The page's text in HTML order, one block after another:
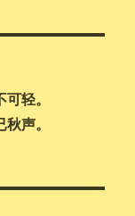
轻。
声。